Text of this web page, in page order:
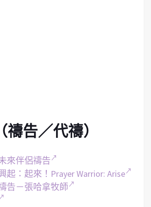
禱告／代禱）
來伴侶禱告
起：起來！Prayer Warrior: Arise
告－張哈拿牧師